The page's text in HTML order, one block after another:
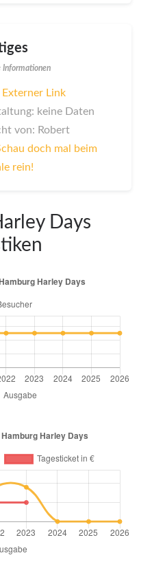
Informationen
Externer Link
keine Daten
von: Robert
doch mal beim
rein!
Days